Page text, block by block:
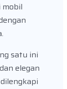
satu ini
elegan